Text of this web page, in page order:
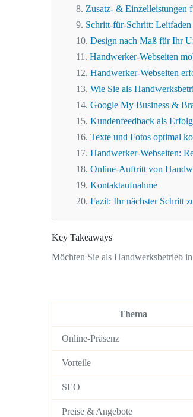
Zusatz- & Einzelleistungen
Schritt-für-Schritt:
Design nach Maß für Ihr
Handwerker-Webseiten
Handwerker-Webseiten
Wie Sie als
Google My Business &
Kundenfeedback als
Texte und Fotos optimal
Handwerker-Webseiten:
Online-Auftritt von
Kontaktaufnahme
Fazit: Ihr nächster Schritt
Key Takeaways
Möchten Sie als Handwerksbetrieb
Thema
Online-Präsenz
Vorteile
SEO
Preise & Angebote